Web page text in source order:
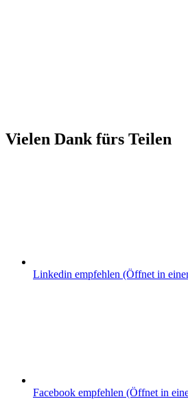
Vielen Dank fürs Teilen
Linkedin empfehlen (Öffnet in
Facebook empfehlen (Öffnet in